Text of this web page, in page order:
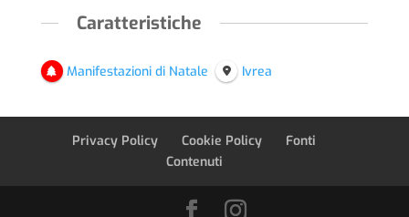
Caratteristiche
Manifestazioni di Natale Ivrea
Privacy Policy Cookie Policy
Fonti
Contenuti